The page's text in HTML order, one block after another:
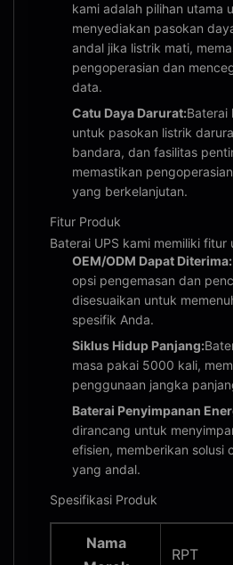
kami adalah pilihan utama
menyediakan pasokan
andal jika listrik mati,
pengoperasian dan
data.
Catu Daya Darurat:Baterai
untuk pasokan listrik
bandara, dan fasilitas
memastikan
yang berkelanjutan.
Fitur Produk
Baterai UPS kami memiliki fitur
OEM/ODM Dapat Diterima:
opsi pengemasan dan
disesuaikan untuk
spesifik Anda.
Siklus Hidup Panjang:
masa pakai 5000 kali,
penggunaan jangka
Baterai Penyimpanan
dirancang untuk
efisien, memberikan solusi
yang andal.
Spesifikasi Produk
Nama
RPT